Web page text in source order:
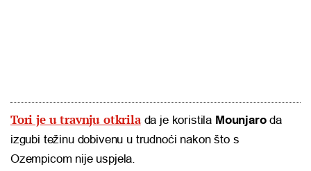
Tori je u travnju otkrilada je koristila Mounjaroda
izgubi težinu dobivenu u trudnoći nakon što s
Ozempicom nije uspjela.